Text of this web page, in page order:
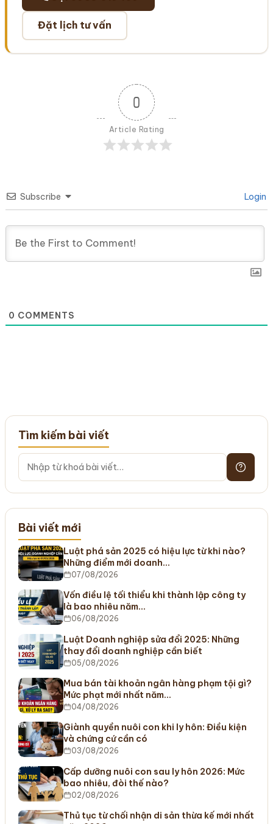
Đặt lịch tư vấn
0
Article Rating
Subscribe Login
0 COMMENTS
Tìm kiếm bài viết
Bài viết mới
Luật phá sản 2025 có hiệu lực từ khi nào?
Những điểm mới doanh…
07/08/2026
Vốn điều lệ tối thiểu khi thành lập công ty
là bao nhiêu năm…
06/08/2026
Luật Doanh nghiệp sửa đổi 2025: Những
thay đổi doanh nghiệp cần biết
05/08/2026
Mua bán tài khoản ngân hàng phạm tội gì?
Mức phạt mới nhất năm…
04/08/2026
Giành quyền nuôi con khi ly hôn: Điều kiện
và chứng cứ cần có
03/08/2026
Cấp dưỡng nuôi con sau ly hôn 2026: Mức
bao nhiêu, đòi thế nào?
02/08/2026
Thủ tục từ chối nhận di sản thừa kế mới nhất